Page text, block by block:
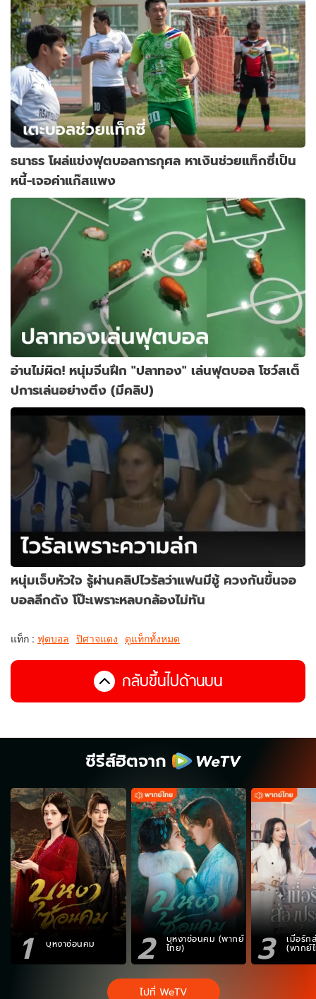
ธนาธร โผล่แข่งฟุตบอลการกุศล หาเงินช่วยแท็กซี่เป็น
หนี้-เจอค่าแก๊สแพง
อ่านไม่ผิด! หนุ่มจีนฝึก "ปลาทอง" เล่นฟุตบอล โชว์สเต็
ปการเล่นอย่างตึง (มีคลิป)
หนุ่มเจ็บหัวใจ รู้ผ่านคลิปไวรัลว่าแฟนมีชู้ ควงกันขึ้นจอ
บอลลีกดัง โป๊ะเพราะหลบกล้องไม่ทัน
แท็ก : ฟุตบอล ปิศาจแดง ดูแท็กทั้งหมด
กลับขึ้นไปด้านบน
ซีรีส์ฮิตจาก
1 บุหงาซ่อนคม 2 บุหงาซ่อนคม (พากย์
ไทย) 3 เมื่อรัก
(พากย์
ไปที่ WeTV